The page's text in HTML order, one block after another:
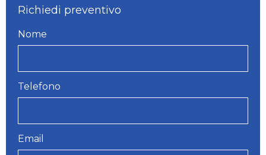
Richiedi preventivo
Nome
Telefono
Email